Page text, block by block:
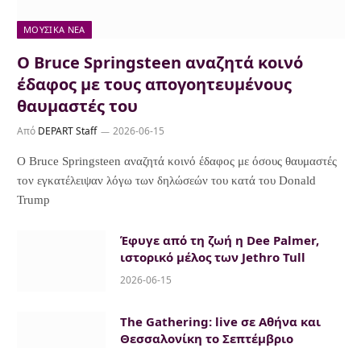
ΜΟΥΣΙΚΆ ΝΈΑ
Ο Bruce Springsteen αναζητά κοινό
έδαφος με τους απογοητευμένους
θαυμαστές του
Από DEPART Staff 2026-06-15
Ο Bruce Springsteen αναζητά κοινό έδαφος με όσους θαυμαστές
τον εγκατέλειψαν λόγω των δηλώσεών του κατά του Donald
Trump
Έφυγε από τη ζωή η Dee Palmer,
ιστορικό μέλος των Jethro Tull
2026-06-15
The Gathering: live σε Αθήνα και
Θεσσαλονίκη το Σεπτέμβριο